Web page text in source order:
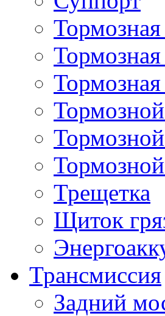
Тормозная
Тормозная
Трещетка
Щиток
Трансмиссия
Задний